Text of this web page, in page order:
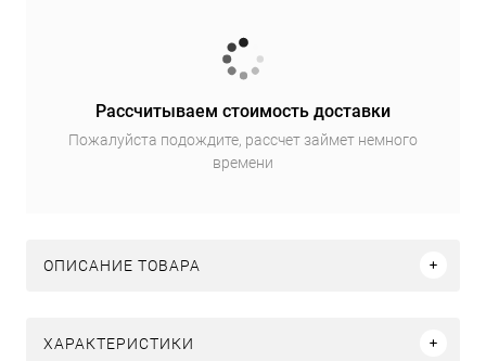
Рассчитываем стоимость доставки
Пожалуйста подождите, рассчет займет немного
времени
ОПИСАНИЕ ТОВАРА
ХАРАКТЕРИСТИКИ